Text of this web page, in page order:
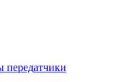
передатчики